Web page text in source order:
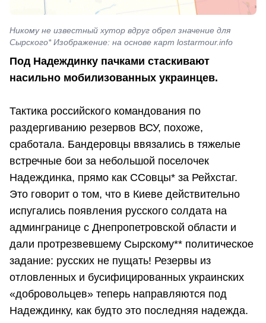
Никому не известный хутор вдруг обрел значение для
Сырского* Изображение: на основе карт lostarmour.info
Под Надеждинку пачками стаскивают
насильно мобилизованных украинцев.
Тактика российского командования по
раздергиванию резервов ВСУ, похоже,
сработала. Бандеровцы ввязались в тяжелые
встречные бои за небольшой поселочек
Надеждинка, прямо как ССовцы* за Рейхстаг.
Это говорит о том, что в Киеве действительно
испугались появления русского солдата на
админгранице с Днепропетровской области и
дали протрезвевшему Сырскому** политическое
задание: русских не пущать! Резервы из
отловленных и бусифицированных украинских
«добровольцев» теперь направляются под
Надеждинку, как будто это последняя надежда.